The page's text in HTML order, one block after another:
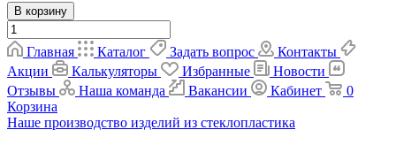
В корзину
Главная Каталог Задать вопрос
Контакты
Акции
Калькуляторы Избранные
Новости
Отзывы
Наша команда Вакансии Кабинет
0
Корзина
Наше производство изделий из стеклопластика